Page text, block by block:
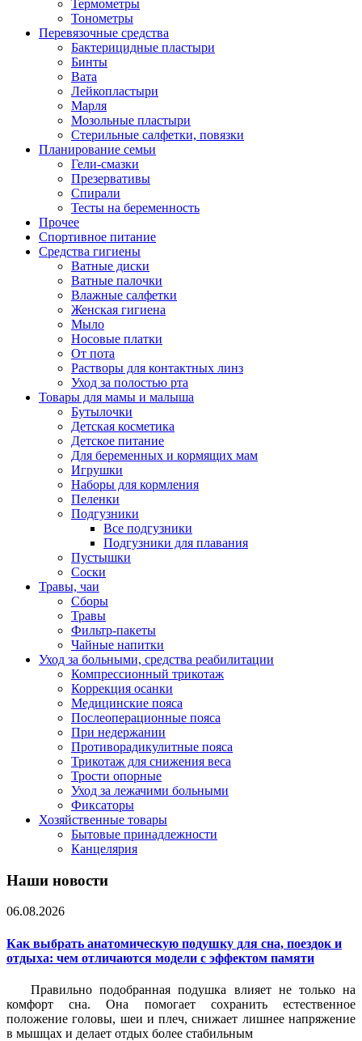
Термометры
Тонометры
Перевязочные средства
Бактерицидные пластыри
Бинты
Вата
Лейкопластыри
Марля
Мозольные пластыри
Стерильные салфетки, повязки
Планирование семьи
Гели-смазки
Презервативы
Спирали
Тесты на беременность
Прочее
Спортивное питание
Средства гигиены
Ватные диски
Ватные палочки
Влажные салфетки
Женская гигиена
Мыло
Носовые платки
От пота
Растворы для контактных линз
Уход за полостью рта
Товары для мамы и малыша
Бутылочки
Детская косметика
Детское питание
Для беременных и кормящих мам
Игрушки
Наборы для кормления
Пеленки
Подгузники
Все подгузники
Подгузники для плавания
Пустышки
Соски
Травы, чаи
Сборы
Травы
Фильтр-пакеты
Чайные напитки
Уход за больными, средства реабилитации
Компрессионный трикотаж
Коррекция осанки
Медицинские пояса
Послеоперационные пояса
При недержании
Противорадикулитные пояса
Трикотаж для снижения веса
Трости опорные
Уход за лежачими больными
Фиксаторы
Хозяйственные товары
Бытовые принадлежности
Канцелярия
Наши новости
06.08.2026
Как выбрать анатомическую подушку для сна, поездок и
отдыха: чем отличаются модели с эффектом памяти
Правильно подобранная подушка влияет не только на
комфорт сна. Она помогает сохранить естественное
положение головы, шеи и плеч, снижает лишнее напряжение
в мышцах и делает отдых более стабильным